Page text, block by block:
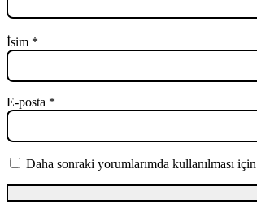
İsim *
E-posta *
Daha sonraki yorumlarımda kullanılması